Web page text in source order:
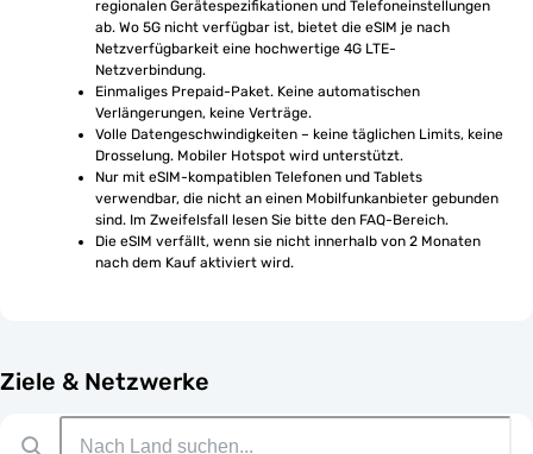
regionalen Gerätespezifikationen und Telefoneinstellungen
ab. Wo 5G nicht verfügbar ist, bietet die eSIM je nach
Netzverfügbarkeit eine hochwertige 4G LTE-
Netzverbindung.
Einmaliges Prepaid-Paket. Keine automatischen
Verlängerungen, keine Verträge.
Volle Datengeschwindigkeiten – keine täglichen Limits, keine
Drosselung. Mobiler Hotspot wird unterstützt.
Nur mit eSIM-kompatiblen Telefonen und Tablets
verwendbar, die nicht an einen Mobilfunkanbieter gebunden
sind. Im Zweifelsfall lesen Sie bitte den FAQ-Bereich.
Die eSIM verfällt, wenn sie nicht innerhalb von 2 Monaten
nach dem Kauf aktiviert wird.
Ziele & Netzwerke